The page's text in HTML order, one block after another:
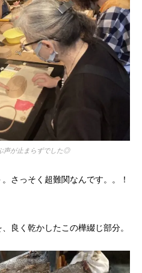
声が止まらずでした◎
さっそく超難関なんです。。！
良く乾かしたこの樺綴じ部分。